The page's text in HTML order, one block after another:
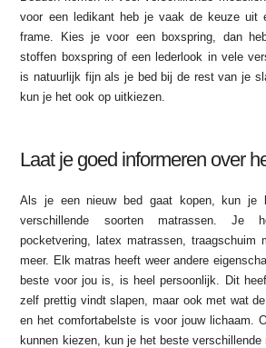
voor een ledikant heb je vaak de keuze uit
frame. Kies je voor een boxspring, dan
stoffen boxspring of een lederlook in vele
is natuurlijk fijn als je bed bij de rest van je
kun je het ook op uitkiezen.
Laat je goed informeren over
Als je een nieuw bed gaat kopen, kun je
verschillende soorten matrassen. Je
pocketvering, latex matrassen, traagschuim
meer. Elk matras heeft weer andere
beste voor jou is, is heel persoonlijk. Dit
zelf prettig vindt slapen, maar ook met wat
en het comfortabelste is voor jouw lichaam.
kunnen kiezen, kun je het beste verschillende